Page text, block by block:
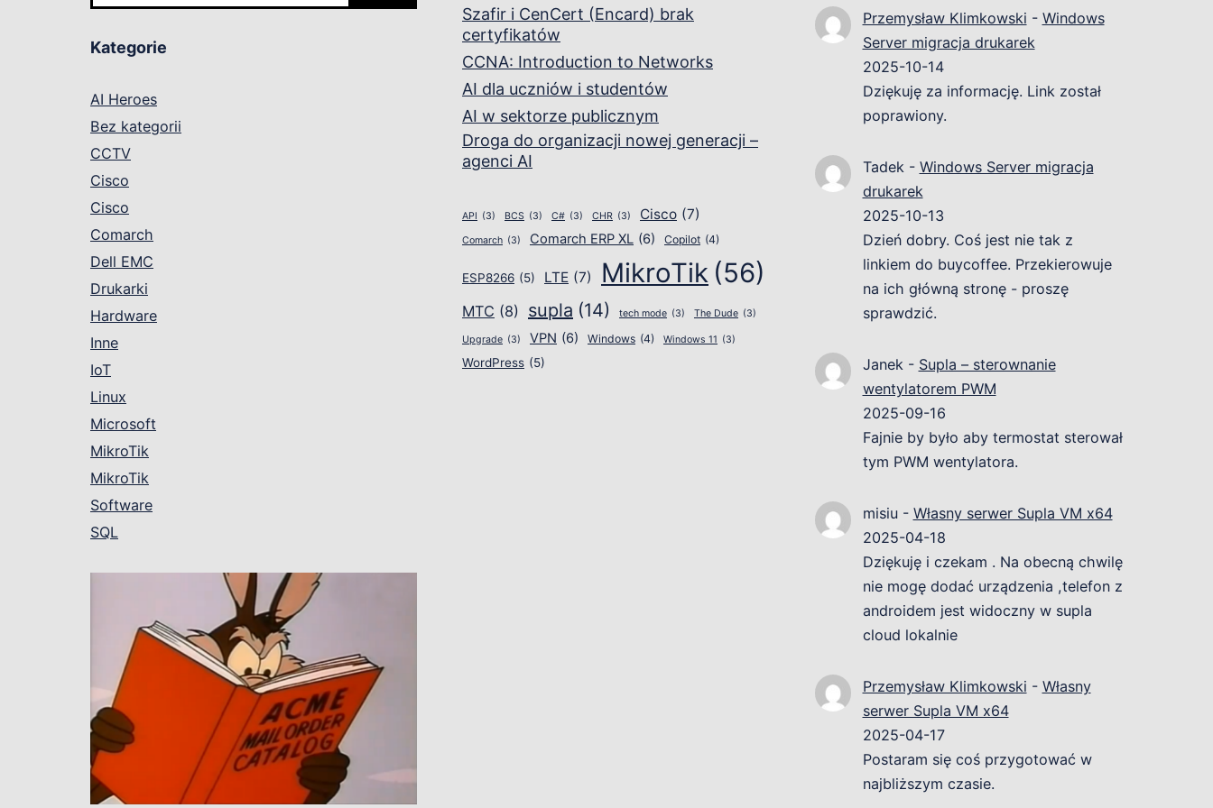
Kategorie
AI Heroes
Bez kategorii
CCTV
Cisco
Cisco
Comarch
Dell EMC
Drukarki
Hardware
Inne
IoT
Linux
Microsoft
MikroTik
MikroTik
Software
SQL
Szafir i CenCert (Encard) brak
certyfikatów
CCNA: Introduction to Networks
AI dla uczniów i studentów
AI w sektorze publicznym
Droga do organizacji nowej generacji –
agenci AI
API (3) BCS (3) C# (3) CHR (3) Cisco (7)
Comarch (3) Comarch ERP XL (6) Copilot (4)
ESP8266 (5) LTE (7) MikroTik (56)
MTC (8) supla (14) tech mode (3) The Dude (3)
Upgrade (3) VPN (6) Windows (4) Windows 11 (3)
WordPress (5)
Przemysław Klimkowski - Windows
Server migracja drukarek
2025-10-14
Dziękuję za informację. Link został
poprawiony.
Tadek- Windows Server migracja
drukarek
2025-10-13
Dzień dobry. Coś jest nie tak z
linkiem do buycoffee. Przekierowuje
na ich główną stronę - proszę
sprawdzić.
Janek- Supla – sterownanie
wentylatorem PWM
2025-09-16
Fajnie by było aby termostat sterował
tym PWM wentylatora.
misiu- Własny serwer Supla VM x64
2025-04-18
Dziękuję i czekam . Na obecną chwilę
nie mogę dodać urządzenia ,telefon z
androidem jest widoczny w supla
cloud lokalnie
Przemysław Klimkowski - Własny
serwer Supla VM x64
2025-04-17
Postaram się coś przygotować w
najbliższym czasie.